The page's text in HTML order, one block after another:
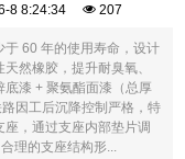
8 8:24:34 207
60 年的使用寿命，设计
然橡胶，提升耐臭氧、
漆 + 聚氨酯面漆（总厚
因工后沉降控制严格，特
，通过支座内部垫片调
理的支座结构形...